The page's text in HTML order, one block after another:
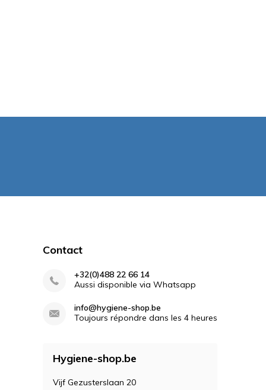
Contact
+32(0)488 22 66 14
Aussi disponible via Whatsapp
info@hygiene-shop.be
Toujours répondre dans les 4 heures
Hygiene-shop.be
Vijf Gezusterslaan 20